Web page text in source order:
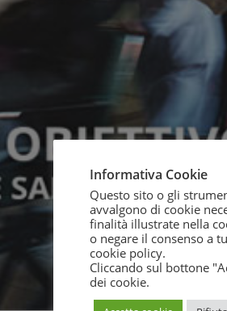
Informativa Cookie
Questo sito o gli
avvalgono di cookie
finalità illustrate nella
o negare il consenso a
cookie policy.
Cliccando sul bottone
dei cookie.